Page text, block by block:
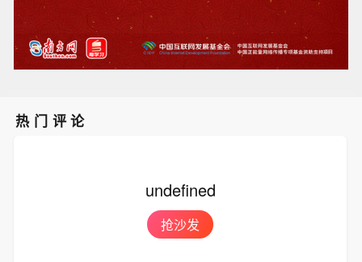
热门评论
undefined
抢沙发